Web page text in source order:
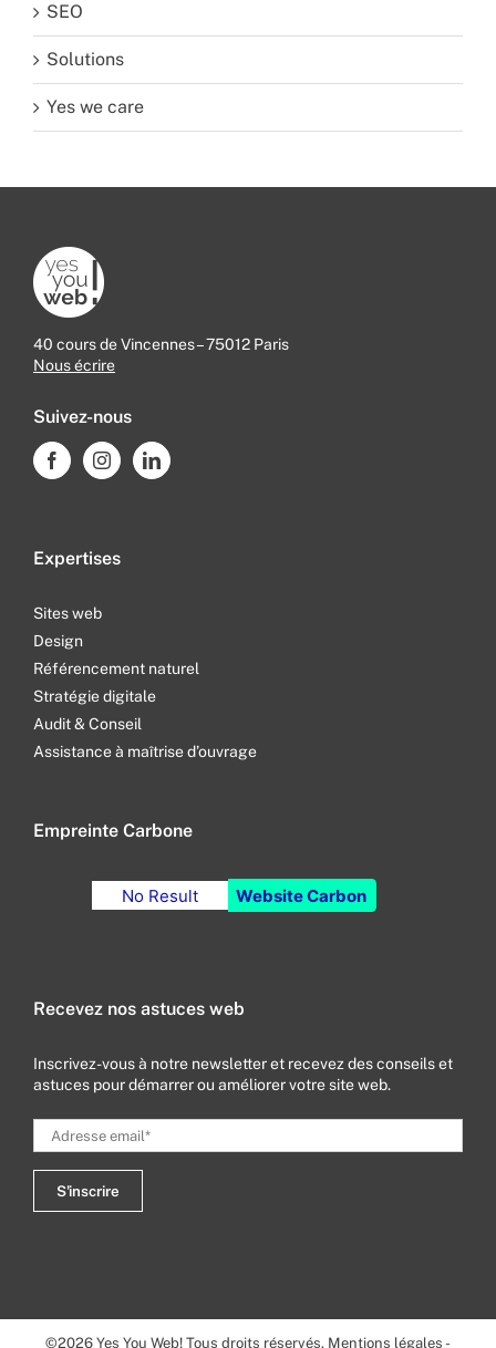
SEO
Solutions
Yes we care
40 cours de Vincennes – 75012 Paris
Nous écrire
Suivez-nous
Expertises
Sites web
Design
Référencement naturel
Stratégie digitale
Audit & Conseil
Assistance à maîtrise d’ouvrage
Empreinte Carbone
No Result Website Carbon
Recevez nos astuces web
Inscrivez-vous à notre newsletter et recevez des conseils et
astuces pour démarrer ou améliorer votre site web.
©2026 Yes You Web! Tous droits réservés. Mentions légales -